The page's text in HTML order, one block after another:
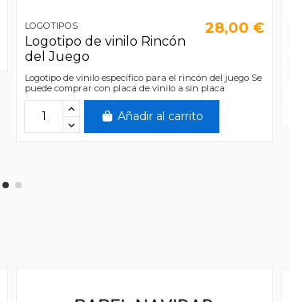
LOGOTIPOS
Logotipo de vinilo Rincón
del Juego
28,00 €
Logotipo de vinilo específico para el rincón del juego Se
puede comprar con placa de vinilo a sin placa
Añadir al carrito